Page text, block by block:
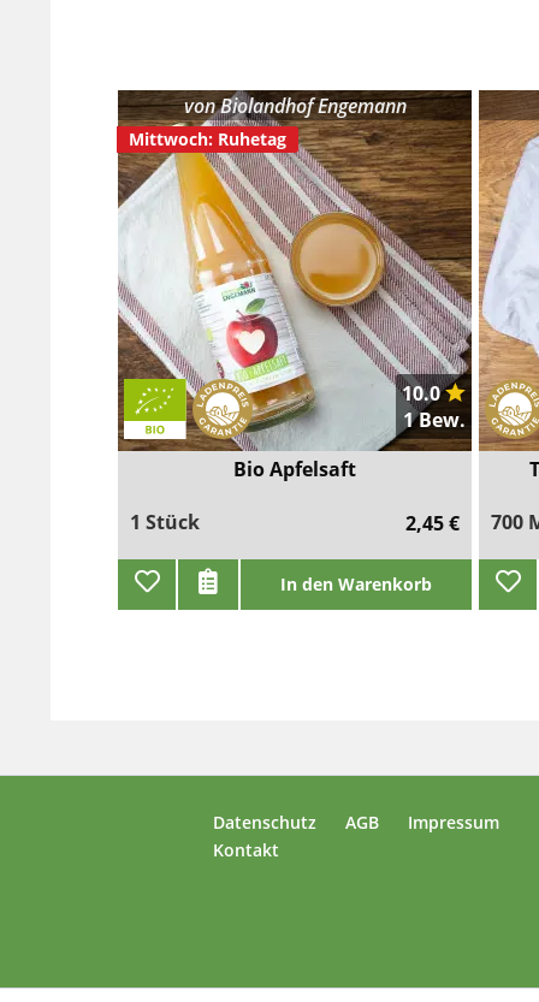
Mittwoch: Ruhetag
vonBiolandhof Engemann
10.0
1 Bew.
Bio Apfelsaft
1 Stück
2,45 €
In den Warenkorb
700
Datenschutz AGB
Impressum
Kontakt